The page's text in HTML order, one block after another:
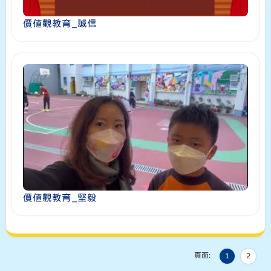
價值觀教育_誠信
價值觀教育_堅毅
頁面: 1 2